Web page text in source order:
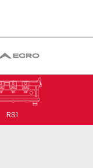
RS1Télécharger